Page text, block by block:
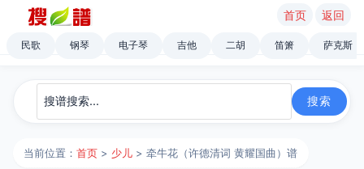
首页 返回
民歌 钢琴 电子琴 吉他 二胡 笛箫 萨克斯
当前位置：首页 > 少儿 > 牵牛花（许德清词 黄耀国曲）谱